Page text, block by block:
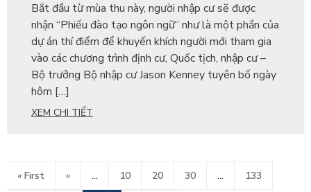
Bắt đầu từ mùa thu này, người nhập cư sẽ được
nhận “Phiếu đào tạo ngôn ngữ” như là một phần của
dự án thí điểm để khuyến khích người mới tham gia
vào các chương trình định cư, Quốc tịch, nhập cư –
Bộ trưởng Bộ nhập cư Jason Kenney tuyên bố ngày
hôm […]
XEM CHI TIẾT
« First « ... 10 20 30 ... 133